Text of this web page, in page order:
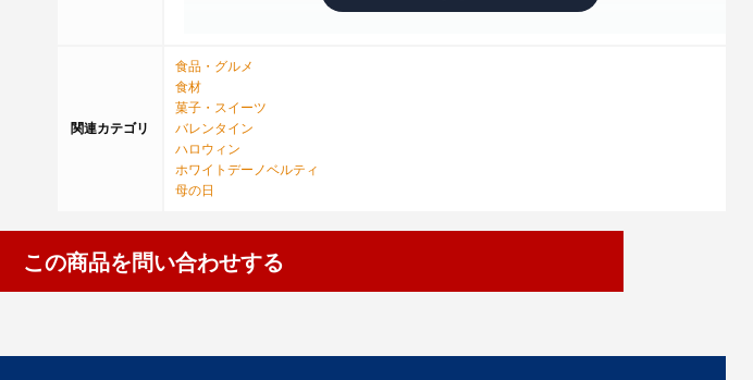
関連カテゴリ
食品・グルメ
食材
菓子・スイーツ
バレンタイン
ハロウィン
ホワイトデーノベルティ
母の日
この商品を問い合わせする